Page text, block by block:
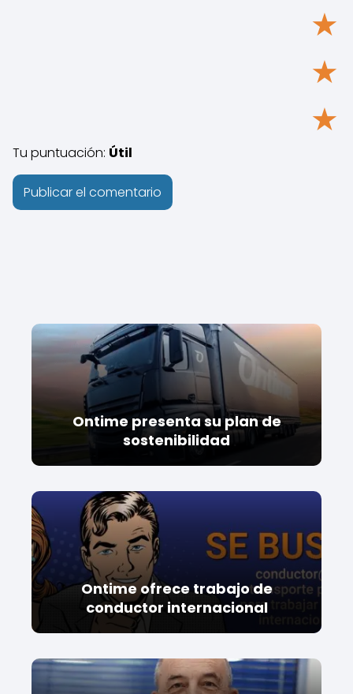
★
★
★
Tu puntuación: Útil
Ontime presenta su plan de
sostenibilidad
Ontime ofrece trabajo de
conductor internacional